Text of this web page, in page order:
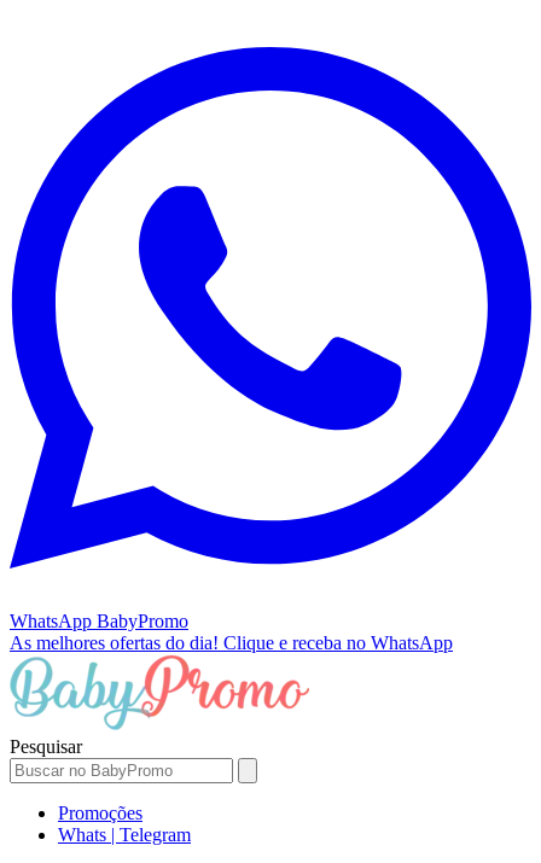
WhatsApp BabyPromo
As melhores ofertas do dia! Clique e receba no WhatsApp
Pesquisar
Promoções
Whats | Telegram